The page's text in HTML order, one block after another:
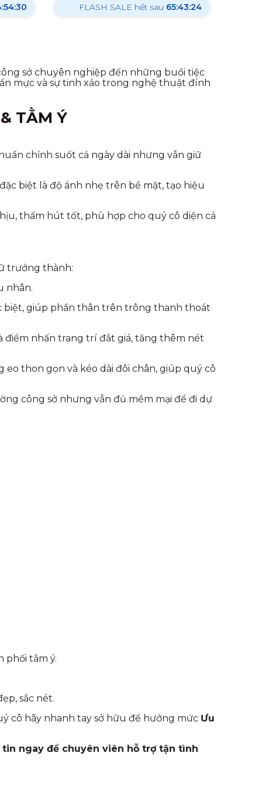
FLASH SALE hết sau 65:43:23
sở chuyên nghiệp đến những buổi tiệc
mực và sự tinh xảo trong nghệ thuật đính
TẰM Ý
chỉnh suốt cả ngày dài nhưng vẫn giữ
biệt là độ ánh nhẹ trên bề mặt, tạo hiệu
thấm hút tốt, phù hợp cho quý cô diện cả
trưởng thành:
nhân.
biệt, giúp phần thân trên trông thanh thoát
điểm nhấn trang trí đắt giá, tăng thêm nét
thon gọn và kéo dài đôi chân, giúp quý cô
công sở nhưng vẫn đủ mềm mại để đi dự
phối tằm ý.
sắc nét.
cô hãy nhanh tay sở hữu để hưởng mức Ưu
ngay để chuyên viên hỗ trợ tận tình